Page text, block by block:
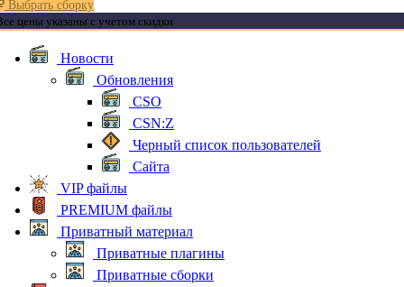
Выбрать сборку
цены указаны с учетом скидки
Новости
Обновления
CSO
CSN:Z
Черный список пользователей
Сайта
VIP файлы
PREMIUM файлы
Приватный материал
Приватные плагины
Приватные сборки